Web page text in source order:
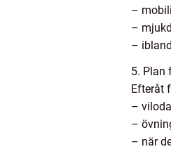
–
–
–
5. Plan
Efteråt
–
–
– när